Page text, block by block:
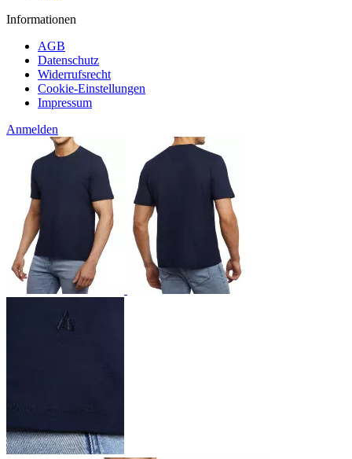
Informationen
AGB
Datenschutz
Widerrufsrecht
Cookie-Einstellungen
Impressum
Anmelden